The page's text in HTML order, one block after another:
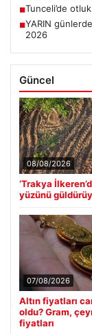
■Tunceli’de
■YARIN
2026
Güncel
08/08/2026
‘Trakya
yüzünü
07/08/2026
Altın fiyatları
oldu? Gram,
fiyatları